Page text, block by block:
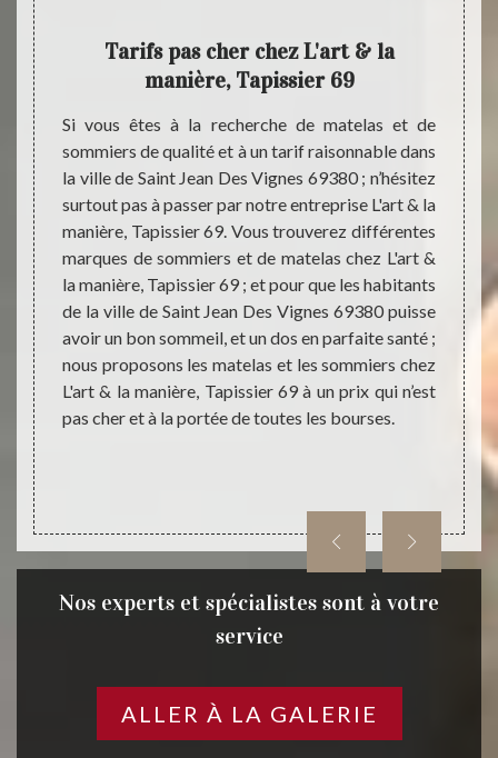
de
à
par
69 ;
bon
à
latex
ce
Tarifs pas cher chez L'art & la
manière, Tapissier 69
Si vous êtes à la recherche de matelas et de
sommiers de qualité et à un tarif raisonnable dans
la ville de Saint Jean Des Vignes 69380 ; n’hésitez
surtout pas à passer par notre entreprise L'art & la
manière, Tapissier 69. Vous trouverez différentes
marques de sommiers et de matelas chez L'art &
la manière, Tapissier 69 ; et pour que les habitants
de la ville de Saint Jean Des Vignes 69380 puisse
avoir un bon sommeil, et un dos en parfaite santé ;
nous proposons les matelas et les sommiers chez
L'art & la manière, Tapissier 69 à un prix qui n’est
pas cher et à la portée de toutes les bourses.
se
Si
Des
L'art
que
nous
chez
Des
ou
Nos experts et spécialistes sont à votre
service
ALLER À LA GALERIE